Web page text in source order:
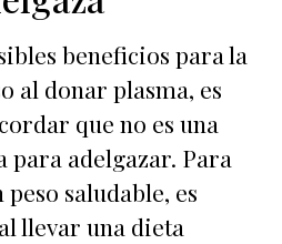
beneficios para la
al donar plasma, es
que no es una
para adelgazar. Para
saludable, es
llevar una dieta